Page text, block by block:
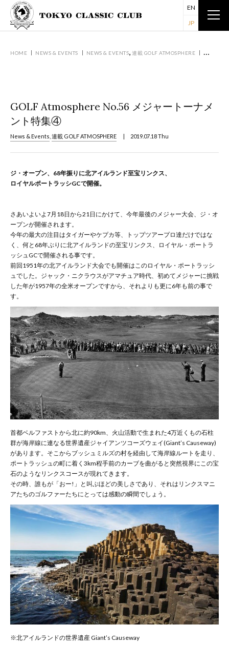
EN
JP
HOME NEWS & EVENTS NEWS & EVENTS, 連載 GOLF ATMOSPHERE GOLF
GOLF Atmosphere No.56 メジャートーナメ
ント特集④
News & Events 連載 GOLF ATMOSPHERE | 2019.07.18 Thu
ジ・オープン、68年振りに北アイルランド至宝リンクス、
ロイヤルポートラッシGCで開催。
さあいよいよ7月18日から21日にかけて、今年最後のメジャー大会、ジ・オ
ープンが開催されます。
今年の最大の注目はタイガーやケプカ等、トップツアープロ達だけではな
く、何と68年ぶりに北アイルランドの至宝リンクス、ロイヤル・ポートラ
ッシュGCで開催される事です。
前回1951年の北アイルランド大会でも開催はこのロイヤル・ポートラッシ
ュでした。ジャック・ニクラウスがアマチュア時代、初めてメジャーに挑戦
した年が1957年の全米オープンですから、それよりも更に6年も前の事で
す。
首都ベルファストから北に約90km、火山活動で生まれた4万近くもの石柱
群が海岸線に連なる世界遺産ジャイアンツコーズウェイ(Giant’s Causeway)
があります。そこからブッシュミルズの村を経由して海岸線ルートを走り、
ポートラッシュの町に着く3km程手前のカーブを曲がると突然視界にこの宝
石のようなリンクスコースが現れてきます。
その時、誰もが「おー!」と叫ぶほどの美しさであり、それはリンクスマニ
アたちのゴルファーたちにとっては感動の瞬間でしょう。
※北アイルランドの世界遺産 Giant’s Causeway